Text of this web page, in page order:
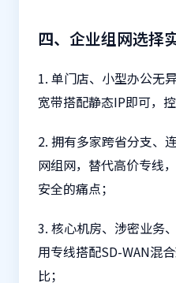
四、企业组网选择
1. 单门店、小型办公无
宽带搭配静态IP即可，
2. 拥有多家跨省分支、
网组网，替代高价专线
安全的痛点；
3. 核心机房、涉密业务
用专线搭配SD-WAN混
比；